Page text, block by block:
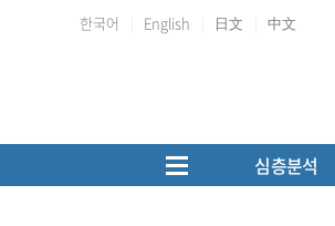
한국어 English 日文 中文
심층분석